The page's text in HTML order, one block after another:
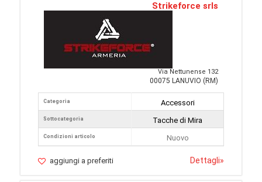
Strikeforce srls
Via Nettunense 132
00075 LANUVIO (RM)
Categoria
Sottocategoria
Condizioni articolo
Accessori
Tacche di Mira
Nuovo
aggiungi a preferiti Dettagli»